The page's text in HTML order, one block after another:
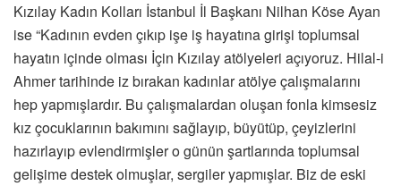
Kızılay Kadın Kolları İstanbul İl Başkanı Nilhan Köse Ayan
ise “Kadının evden çıkıp işe iş hayatına girişi toplumsal
hayatın içinde olması İçin Kızılay atölyeleri açıyoruz. Hilal-i
Ahmer tarihinde iz bırakan kadınlar atölye çalışmalarını
hep yapmışlardır. Bu çalışmalardan oluşan fonla kimsesiz
kız çocuklarının bakımını sağlayıp, büyütüp, çeyizlerini
hazırlayıp evlendirmişler o günün şartlarında toplumsal
gelişime destek olmuşlar, sergiler yapmışlar. Biz de eski